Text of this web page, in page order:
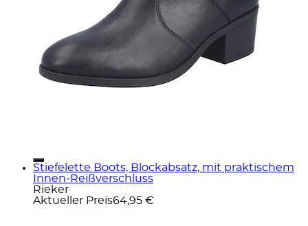
Stiefelette Boots, Blockabsatz, mit praktischem
Innen-Reißverschluss
Rieker
Aktueller Preis64,95 €